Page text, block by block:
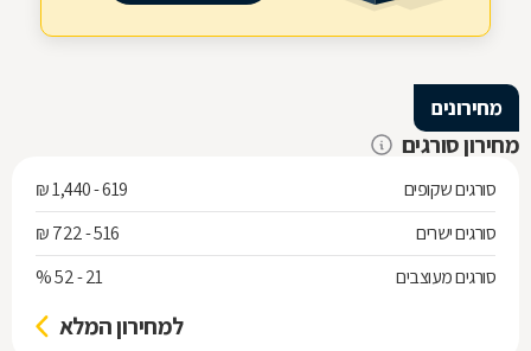
מחירונים
מחירון סורגים
סורגים שקופים
619 - 1,440 ₪
סורגים ישרים
516 - 722 ₪
סורגים מעוצבים
21 - 52 %
למחירון המלא